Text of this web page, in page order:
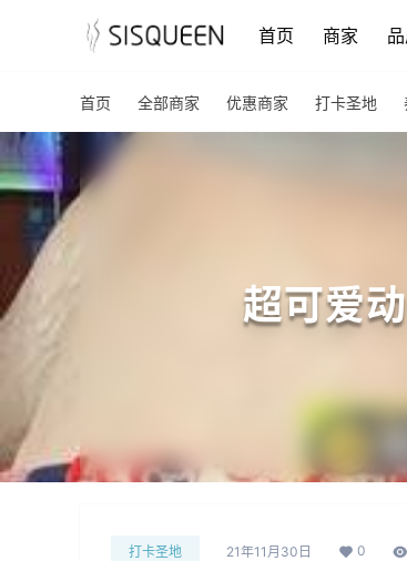
首页 商家
首页 全部商家 优惠商家 打卡圣地
超可爱
打卡圣地 21年11月30日 0